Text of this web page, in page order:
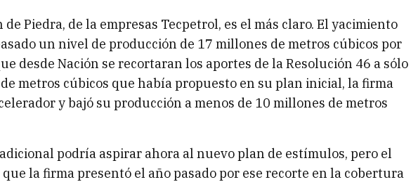
de Piedra, de la empresas Tecpetrol, es el más claro. El yacimiento
un nivel de producción de 17 millones de metros cúbicos por
desde Nación se recortaran los aportes de la Resolución 46 a sólo
metros cúbicos que había propuesto en su plan inicial, la firma
y bajó su producción a menos de 10 millones de metros
podría aspirar ahora al nuevo plan de estímulos, pero el
la firma presentó el año pasado por ese recorte en la cobertura